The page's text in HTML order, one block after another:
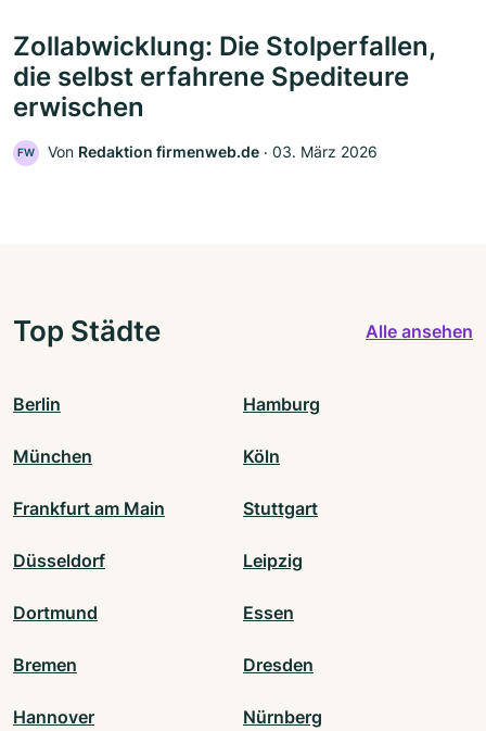
Zollabwicklung: Die Stolperfallen,
die selbst erfahrene Spediteure
erwischen
FW Von Redaktion firmenweb.de ‧ 03. März 2026
Top Städte Alle ansehen
Berlin Hamburg
München Köln
Frankfurt am Main Stuttgart
Düsseldorf Leipzig
Dortmund Essen
Bremen Dresden
Hannover Nürnberg